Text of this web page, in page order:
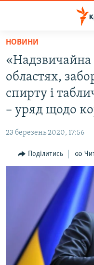
Перейти
основного
матеріалу
до
основної
Перейти
пошуку
ВОДА.КРИМ
ВІДЕО ТА ФОТО
ПОГЛЯД
ІНТЕРВ'Ю
СПЕЦПРОЕКТИ
ДЕПОРТАЦІЯ
ВІДЕОУРОКИ «ELIFBE»
СВІДЧЕННЯ ОКУПАЦІЇ
УКРАЇНСЬКА ПРОБЛЕМА
ЯК ОБІЙТИ
Русский
Qırımtatar
НОВИНИ
«Надзвичайна
областях,
спирту і
– уряд щодо
23 березень 2020, 17:56
Поділитись